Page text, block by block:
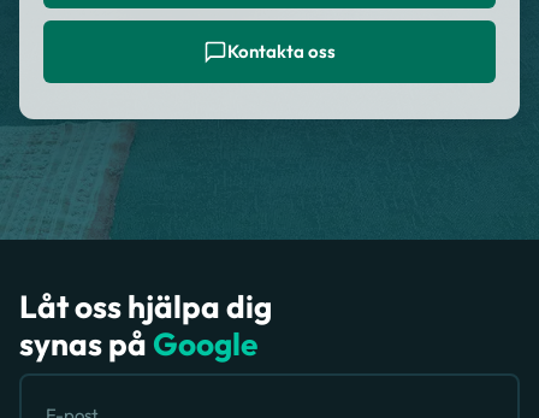
Kontakta oss
Låt oss hjälpa dig
synas på Google